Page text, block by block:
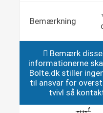
Bemærkning
Bemærk
informationerne
Bolte.dk stiller
til ansvar for
tvivl så